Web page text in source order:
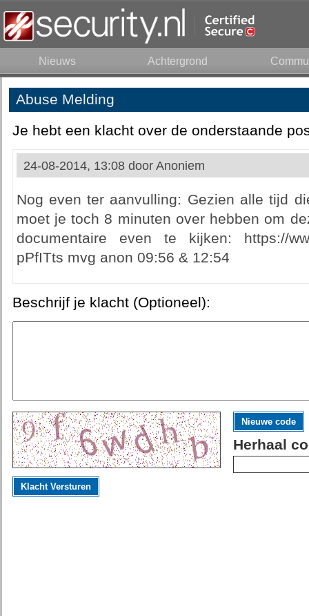
Nieuws Achtergrond
Abuse Melding
Je hebt een klacht over de onderstaande
24-08-2014, 13:08 door Anoniem
Nog even ter aanvulling: Gezien alle tijd
moet je toch 8 minuten over hebben om
documentaire even te kijken: https://
pPfITts mvg anon 09:56 & 12:54
Beschrijf je klacht (Optioneel):
Nieuwe code
Herhaal
Klacht Versturen